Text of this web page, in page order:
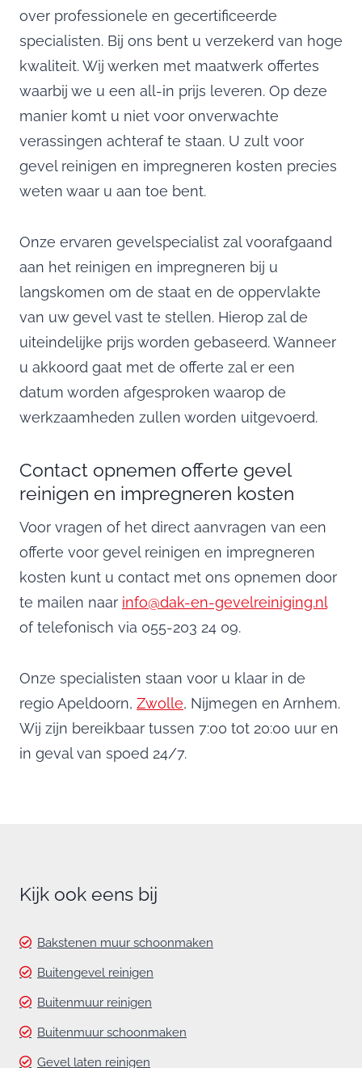
over professionele en gecertificeerde
specialisten. Bij ons bent u verzekerd van hoge
kwaliteit. Wij werken met maatwerk offertes
waarbij we u een all-in prijs leveren. Op deze
manier komt u niet voor onverwachte
verassingen achteraf te staan. U zult voor
gevel reinigen en impregneren kosten precies
weten waar u aan toe bent.
Onze ervaren gevelspecialist zal voorafgaand
aan het reinigen en impregneren bij u
langskomen om de staat en de oppervlakte
van uw gevel vast te stellen. Hierop zal de
uiteindelijke prijs worden gebaseerd. Wanneer
u akkoord gaat met de offerte zal er een
datum worden afgesproken waarop de
werkzaamheden zullen worden uitgevoerd.
Contact opnemen offerte gevel
reinigen en impregneren kosten
Voor vragen of het direct aanvragen van een
offerte voor gevel reinigen en impregneren
kosten kunt u contact met ons opnemen door
te mailen naar info@dak-en-gevelreiniging.nl
of telefonisch via 055-203 24 09.
Onze specialisten staan voor u klaar in de
regio Apeldoorn, Zwolle, Nijmegen en Arnhem.
Wij zijn bereikbaar tussen 7:00 tot 20:00 uur en
in geval van spoed 24/7.
Kijk ook eens bij
Bakstenen muur schoonmaken
Buitengevel reinigen
Buitenmuur reinigen
Buitenmuur schoonmaken
Gevel laten reinigen